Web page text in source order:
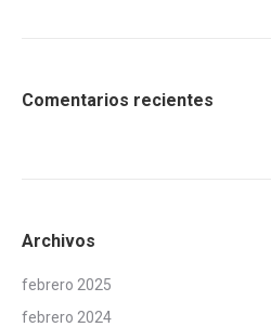
Comentarios recientes
Archivos
febrero 2025
febrero 2024